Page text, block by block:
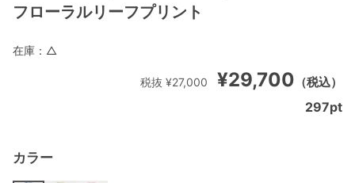
フローラルリーフプリント
¥29,700 （税込）
税抜 ¥27,000
カラー
在庫： △
297pt